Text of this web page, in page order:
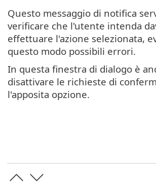
Questo messaggio di notifica
verificare che l'utente intenda
effettuare l'azione selezionata,
questo modo possibili errori.
In questa finestra di dialogo è
disattivare le richieste di
l'apposita opzione.